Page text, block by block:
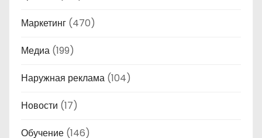
Маркетинг (470)
Медиа (199)
Наружная реклама (104)
Новости (17)
Обучение (146)